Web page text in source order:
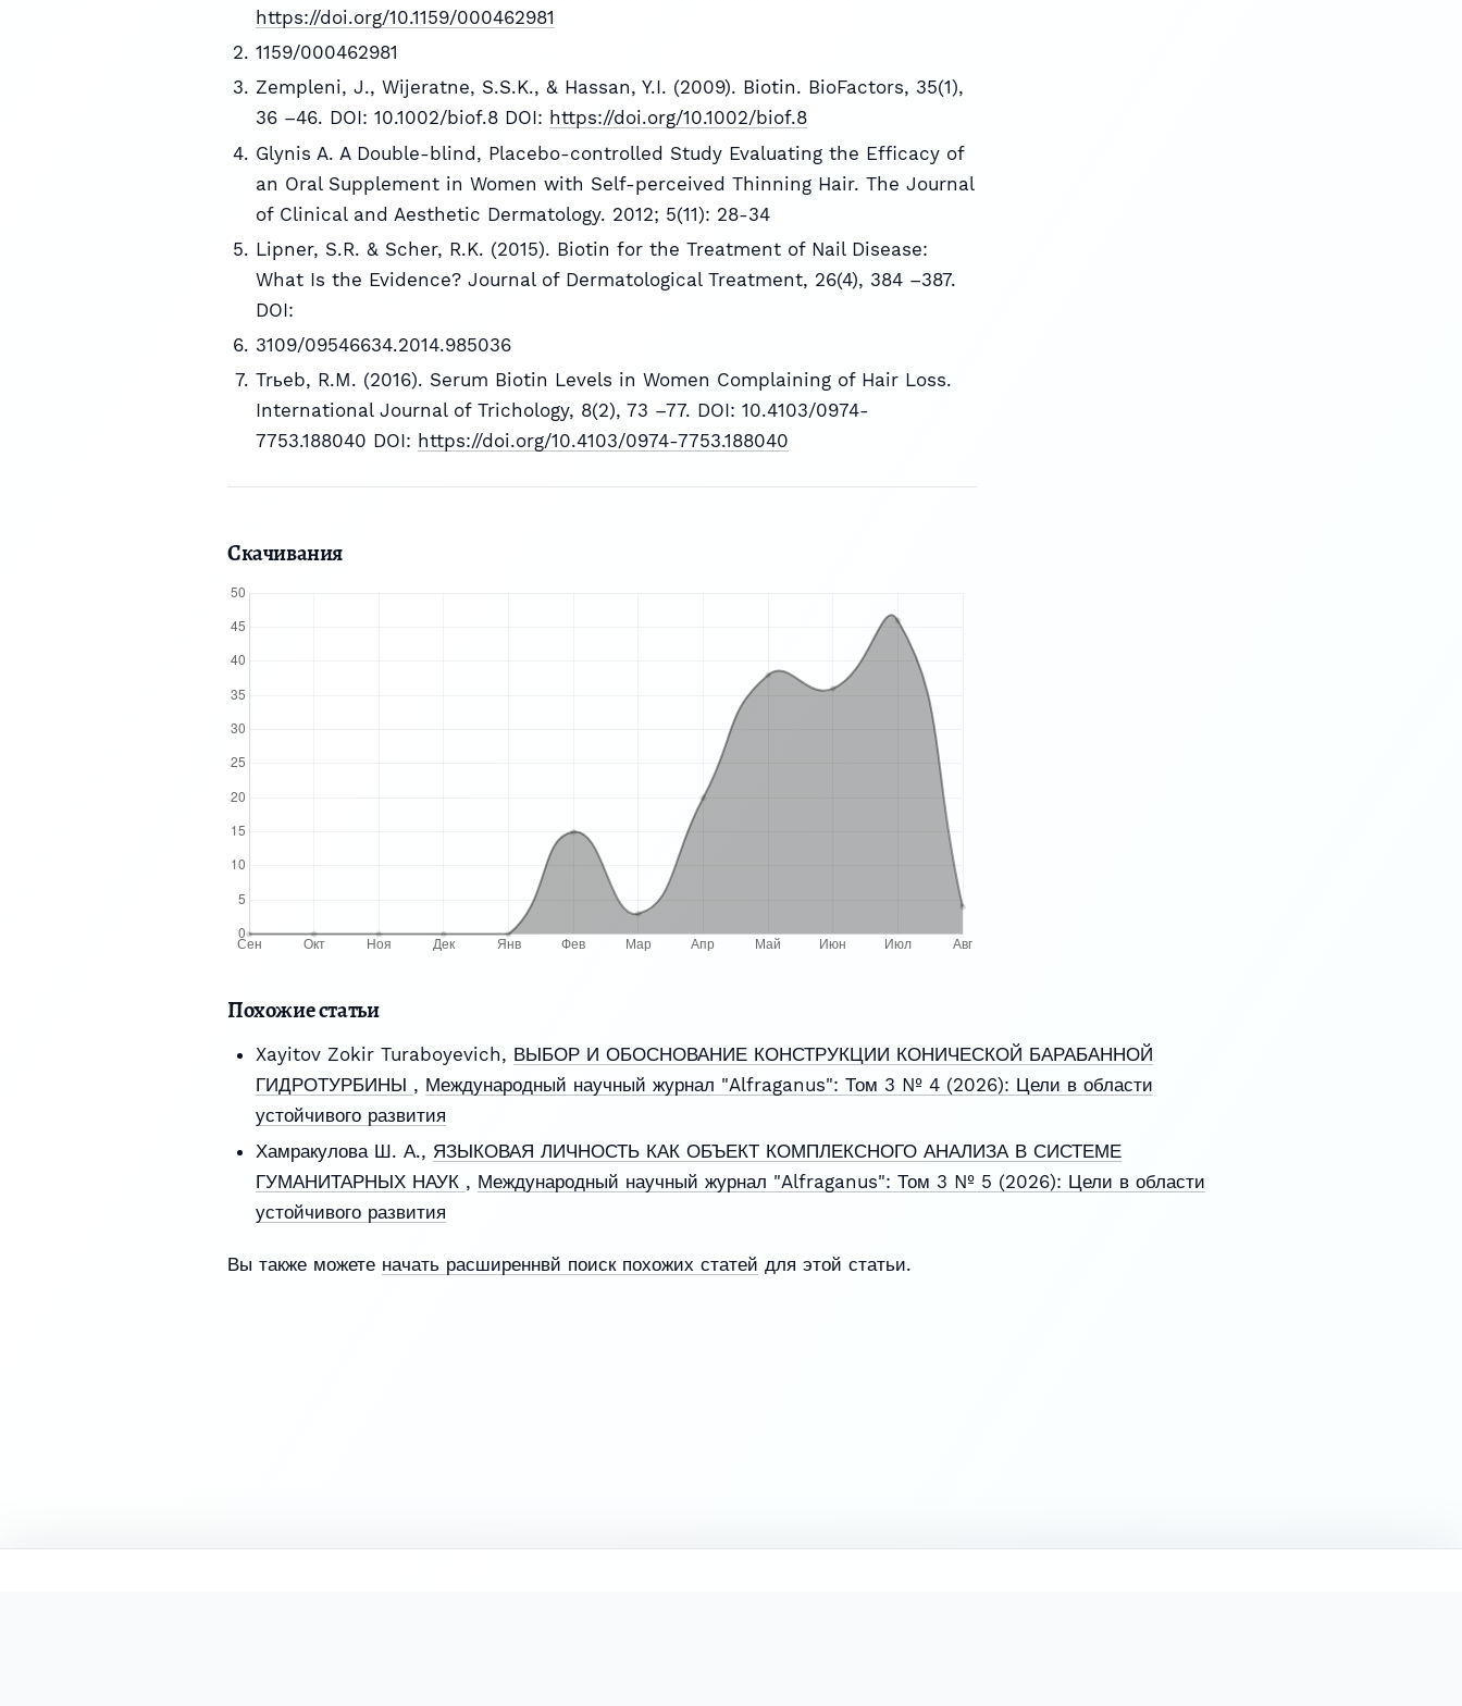
https://doi.org/10.1159/000462981
1159/000462981
Zempleni, J., Wijeratne, S.S.K., & Hassan, Y.I. (2009). Biotin. BioFactors, 35(1),
36 –46. DOI: 10.1002/biof.8 DOI: https://doi.org/10.1002/biof.8
Glynis A. A Double-blind, Placebo-controlled Study Evaluating the Efficacy of
an Oral Supplement in Women with Self-perceived Thinning Hair. The Journal
of Clinical and Aesthetic Dermatology. 2012; 5(11): 28-34
Lipner, S.R. & Scher, R.K. (2015). Biotin for the Treatment of Nail Disease:
What Is the Evidence? Journal of Dermatological Treatment, 26(4), 384 –387.
DOI:
3109/09546634.2014.985036
Trьeb, R.M. (2016). Serum Biotin Levels in Women Complaining of Hair Loss.
International Journal of Trichology, 8(2), 73 –77. DOI: 10.4103/0974-
7753.188040 DOI: https://doi.org/10.4103/0974-7753.188040
Скачивания
Похожие статьи
Xayitov Zokir Turaboyevich, ВЫБОР И ОБОСНОВАНИЕ КОНСТРУКЦИИ КОНИЧЕСКОЙ БАРАБАННОЙ
ГИДРОТУРБИНЫ , Международный научный журнал "Alfraganus": Том 3 № 4 (2026): Цели в области
устойчивого развития
Хамракулова Ш. А., ЯЗЫКОВАЯ ЛИЧНОСТЬ КАК ОБЪЕКТ КОМПЛЕКСНОГО АНАЛИЗА В СИСТЕМЕ
ГУМАНИТАРНЫХ НАУК , Международный научный журнал "Alfraganus": Том 3 № 5 (2026): Цели в области
устойчивого развития
Вы также можете начать расширеннвй поиск похожих статей для этой статьи.